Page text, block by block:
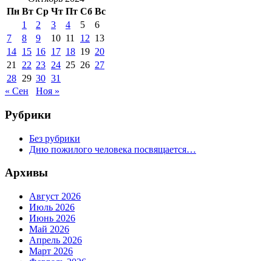
Пн Вт Ср Чт Пт Сб Вс
1
2 3 4 5
6
7
8 9 10 11 12 13
14 15 16 17 18 19 20
21
22 23 24 25 26 27
28 29 30 31
« Сен
Ноя »
Рубрики
Без рубрики
Дню пожилого человека посвящается…
Архивы
Август 2026
Июль 2026
Июнь 2026
Май 2026
Апрель 2026
Март 2026